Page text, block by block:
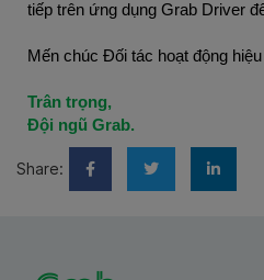
tiếp trên ứng dụng Grab Driver
Mến chúc Đối tác hoạt động
Trân trọng,
Đội ngũ Grab.
Share: